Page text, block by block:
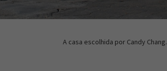
A casa escolhida por Candy Chang.